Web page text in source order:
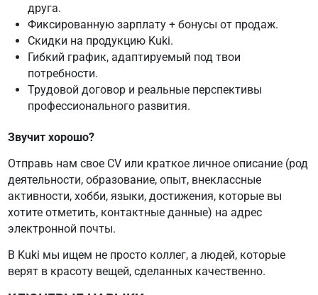
друга.
Фиксированную зарплату + бонусы от продаж.
Скидки на продукцию Kuki.
Гибкий график, адаптируемый под твои
потребности.
Трудовой договор и реальные перспективы
профессионального развития.
Звучит хорошо?
Отправь нам свое CV или краткое личное описание (род
деятельности, образование, опыт, внеклассные
активности, хобби, языки, достижения, которые вы
хотите отметить, контактные данные) на адрес
электронной почты.
В Kuki мы ищем не просто коллег, а людей, которые
верят в красоту вещей, сделанных качественно.